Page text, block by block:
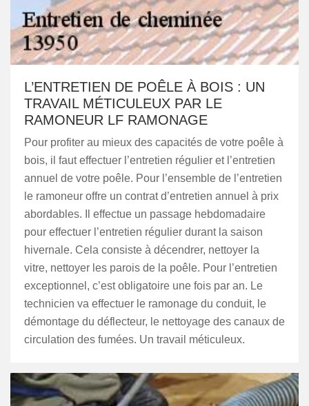
L’ENTRETIEN DE POÊLE À BOIS : UN
TRAVAIL MÉTICULEUX PAR LE
RAMONEUR LF RAMONAGE
Pour profiter au mieux des capacités de votre poêle à
bois, il faut effectuer l’entretien régulier et l’entretien
annuel de votre poêle. Pour l’ensemble de l’entretien
le ramoneur offre un contrat d’entretien annuel à prix
abordables. Il effectue un passage hebdomadaire
pour effectuer l’entretien régulier durant la saison
hivernale. Cela consiste à décendrer, nettoyer la
vitre, nettoyer les parois de la poêle. Pour l’entretien
exceptionnel, c’est obligatoire une fois par an. Le
technicien va effectuer le ramonage du conduit, le
démontage du déflecteur, le nettoyage des canaux de
circulation des fumées. Un travail méticuleux.